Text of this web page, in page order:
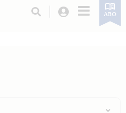
Login ABO